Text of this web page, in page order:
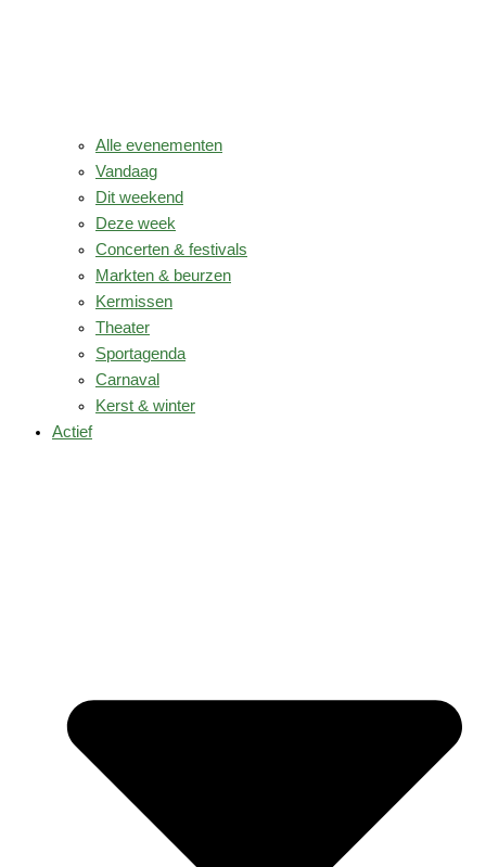
Alle evenementen
Vandaag
Dit weekend
Deze week
Concerten & festivals
Markten & beurzen
Kermissen
Theater
Sportagenda
Carnaval
Kerst & winter
Actief